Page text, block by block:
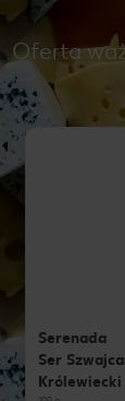
Oferta
Serenada
Ser
Królewiecki